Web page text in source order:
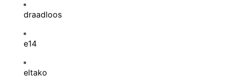
draadloos
e14
eltako